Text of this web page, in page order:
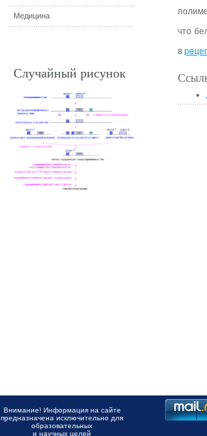
что
в
Медицина
Случайный рисунок
Внимание! Информация на сайте
предназначена исключительно для
образовательных
и научных целей